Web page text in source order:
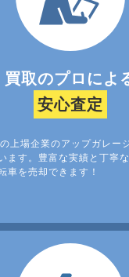
買取のプロによ
安心査定
上場企業のアップガレー
ます。豊富な実績と丁寧
車を売却できます！